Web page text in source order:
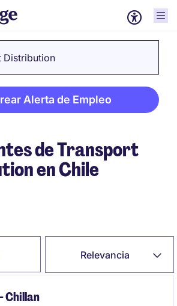
Distribution
Alerta de Empleo
de Transport
en Chile
Relevancia
Chillan